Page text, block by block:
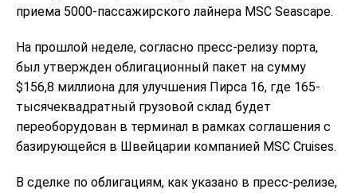
приема 5000-пассажирского лайнера MSC Seascape.
На прошлой неделе, согласно пресс-релизу порта,
был утвержден облигационный пакет на сумму
$156,8 миллиона для улучшения Пирса 16, где 165-
тысячеквадратный грузовой склад будет
переоборудован в терминал в рамках соглашения с
базирующейся в Швейцарии компанией MSC Cruises.
В сделке по облигациям, как указано в пресс-релизе,